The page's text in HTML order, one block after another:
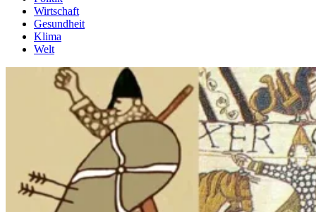
Wirtschaft
Gesundheit
Klima
Welt